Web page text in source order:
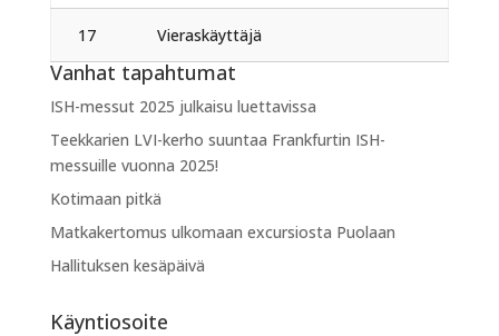
17 Vieraskäyttäjä
Vanhat tapahtumat
ISH-messut 2025 julkaisu luettavissa
Teekkarien LVI-kerho suuntaa Frankfurtin ISH-
messuille vuonna 2025!
Kotimaan pitkä
Matkakertomus ulkomaan excursiosta Puolaan
Hallituksen kesäpäivä
Käyntiosoite